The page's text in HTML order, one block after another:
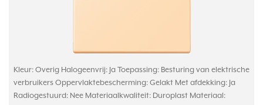
Kleur: Overig Halogeenvrij: Ja Toepassing: Besturing van elektrische
verbruikers Oppervlaktebescherming: Gelakt Met afdekking: Ja
Radiogestuurd: Nee Materiaalkwaliteit: Duroplast Materiaal: